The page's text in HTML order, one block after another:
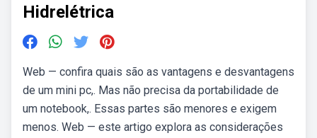
Hidrelétrica
Web — confira quais são as vantagens e desvantagens
de um mini pc,. Mas não precisa da portabilidade de
um notebook,. Essas partes são menores e exigem
menos. Web — este artigo explora as considerações